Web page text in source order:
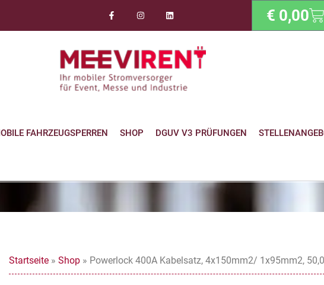
€ 0,00
FAHRZEUGSPERREN SHOP DGUV V3 PRÜFUNGEN
Startseite » Shop » Powerlock 400A Kabelsatz, 4x150mm2/ 1x95mm2,